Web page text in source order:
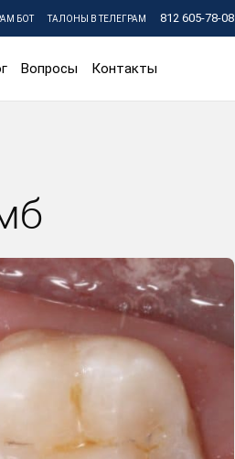
БОТ ТАЛОНЫ В ТЕЛЕГРАМ 812 605-78-08
Вопросы Контакты